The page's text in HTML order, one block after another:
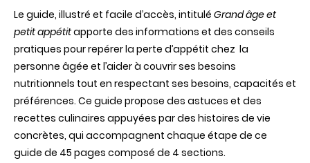
Le guide, illustré et facile d’accès, intitulé Grand âge et
petit appétitapporte des informations et des conseils
pratiques pour repérer la perte d’appétit chez la
personne âgée et l’aider à couvrir ses besoins
nutritionnels tout en respectant ses besoins, capacités et
préférences. Ce guide propose des astuces et des
recettes culinaires appuyées par des histoires de vie
concrètes, qui accompagnent chaque étape de ce
guide de 45 pages composé de 4 sections.